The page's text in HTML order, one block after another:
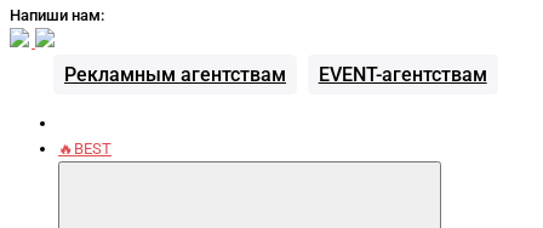
Напиши нам:
Рекламным агентствам EVENT-агентствам
🔥BEST